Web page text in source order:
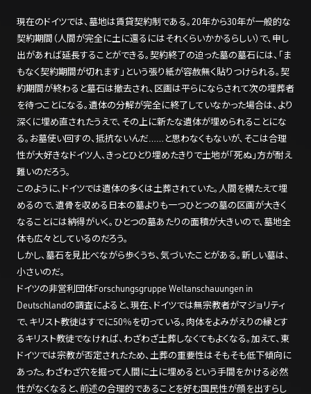
現在のドイツでは、墓地は賃貸契約制である。20年から30年が一般的な
契約期間（人間が完全に土に還るにはそれくらいかかるらしい）で、申し
出があれば延長することができる。契約終了の迫った墓の墓石には、「ま
もなく契約期間が切れます」という張り紙が容赦無く貼りつけられる。契
約期間が終わると墓石は撤去され、区画は平らにならされて次の埋葬者
を待つことになる。遺体の分解が完全に終了していなかった場合は、より
深くに埋め直されたうえで、その上に新たな遺体が埋められることにな
る。お墓使い回すの、抵抗ないんだ……と思わなくもないが、そこは合理
性が大好きなドイツ人、きっとひとり埋めたきりで土地が「死ぬ」方が耐え
難いのだろう。
このように、ドイツでは遺体の多くは土葬されていた。人間を横たえて埋
めるので、遺骨を収める日本の墓よりも一つひとつの墓の区画が大きく
なることには納得がいく。ひとつの墓あたりの面積が大きいので、墓地全
体も広々としているのだろう。
しかし、墓石を見比べながら歩くうち、気づいたことがある。新しい墓は、
小さいのだ。
ドイツの非営利団体Forschungsgruppe Weltanschauungen in
Deutschlandの調査によると、現在、ドイツでは無宗教者がマジョリティ
で、キリスト教徒はすでに50％を切っている。肉体をよみがえりの縁とす
るキリスト教徒でなければ、わざわざ土葬しなくてもよくなる。加えて、東
ドイツでは宗教が否定されたため、土葬の重要性はそもそも低下傾向に
あった。わざわざ穴を掘って人間に土に埋めるという手間をかける必然
性がなくなると、前述の合理的であることを好む国民性が顔を出すらし